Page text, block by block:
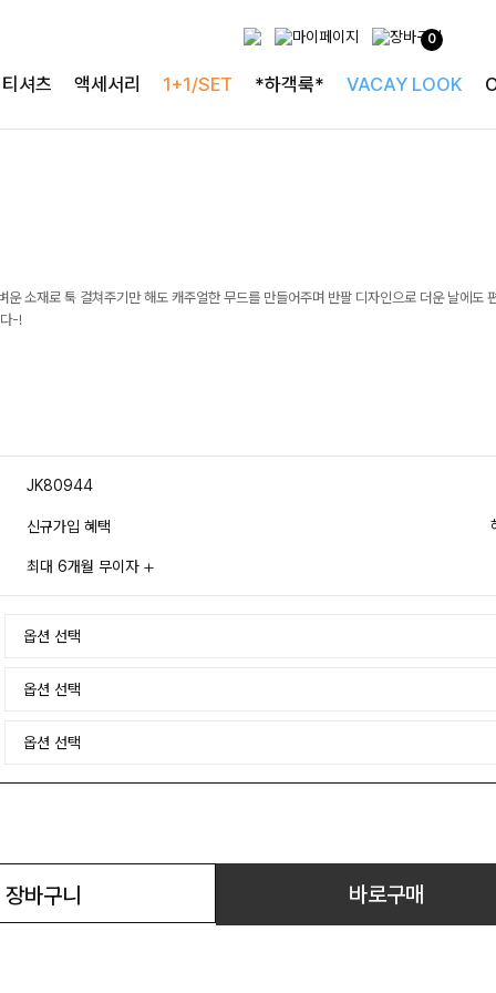
0
티셔츠 액세서리 1+1/SET *하객룩* VACAY LOOK
소재로 툭 걸쳐주기만 해도 캐주얼한 무드를 만들어주며 반팔 디자인으로 더운 날에도
-!
JK80944
신규가입 혜택
최대 6개월 무이자
장바구니 바로구매